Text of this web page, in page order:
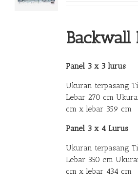
Backwall
Panel 3 x 3 lurus
Ukuran terpasang
Lebar 270 cm
cm x lebar 359 cm
Panel 3 x 4 Lurus
Ukuran terpasang
Lebar 350 cm
cm x lebar 434 cm